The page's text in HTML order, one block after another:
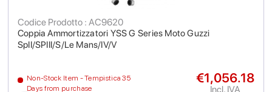
Coppia Ammortizzatori YSS G Series Moto Guzzi
SpII/SPIII/S/Le Mans/IV/V
Codice Prodotto : AC9620
Non-Stock Item - Tempistica 35
Days from purchase
€1,056.18
Incl. IVA